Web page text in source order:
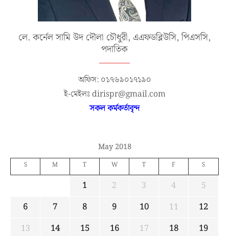
লে. কর্নেল সামি উদ দৌলা চৌধুরী, এএফডব্লিউসি, পিএসসি,
পদাতিক
অফিস: ০১৭৬৯০১৭১৯০
ই-মেইলঃ dirispr@gmail.com
সকল কর্মকর্তাবৃন্দ
May 2018
S M T W T F S
1 2 3 4
5
6
7 8 9 10 11
12
13
14 15 16 17 18
19